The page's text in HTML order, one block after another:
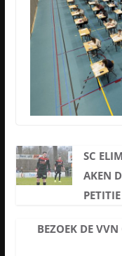
SC
AKEN
PETITIE
BEZOEK DE